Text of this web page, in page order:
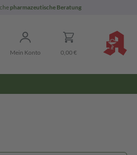
pharmazeutische Beratung
Mein Konto 0,00 €